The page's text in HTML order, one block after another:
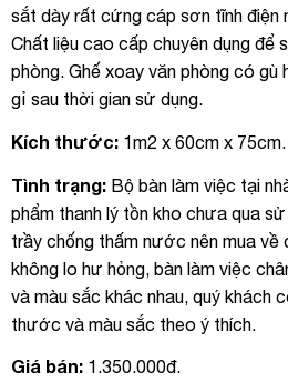
sắt dày rất cứng cáp sơn tĩnh điện
Chất liệu cao cấp chuyên dụng để
phòng. Ghế xoay văn phòng có gù
gỉ sau thời gian sử dụng.
Kích thước: 1m2 x 60cm x 75cm.
Tình trạng: Bộ bàn làm việc tại
phẩm thanh lý tồn kho chưa qua
trầy chống thấm nước nên mua về
không lo hư hỏng, bàn làm việc
và màu sắc khác nhau, quý khách
thước và màu sắc theo ý thích.
Giá bán: 1.350.000đ.